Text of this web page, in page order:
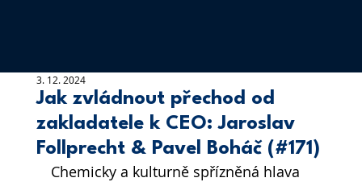
Jak zvládnout přechod od
zakladatele k CEO: Jaroslav
Follprecht & Pavel Boháč (#171)
3. 12. 2024
Chemicky a kulturně spřízněná hlava